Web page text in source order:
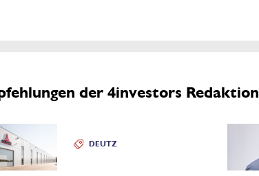
der 4investors Redaktion
DEUTZ